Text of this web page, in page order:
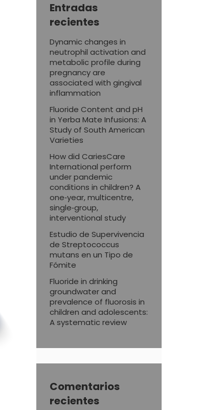
Entradas
recientes
Dynamic changes in
neutrophil activation and
metabolic profile during
pregnancy are
associated with gingival
inflammation
Fluoride Content and pH
in Yerba Mate Infusions: A
Study of South American
Varieties
How did CariesCare
International perform
under pandemic
conditions in children? A
one‑year, multicentre,
single‑group,
interventional study
Estudio de Supervivencia
de Streptococcus
mutans en un Tipo de
Fómite
Fluoride in drinking
groundwater and
prevalence of fluorosis in
children and adolescents:
A systematic review
Comentarios
recientes